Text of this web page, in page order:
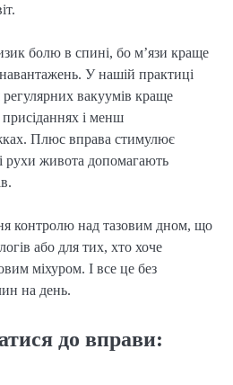
болю в спині, бо м’язи краще
У нашій практиці
вакуумів краще
і менш
Плюс вправа стимулює
рухи живота допомагають
контролю над тазовим дном, що
або для тих, хто хоче
міхуром. І все це без
на день.
до вправи: